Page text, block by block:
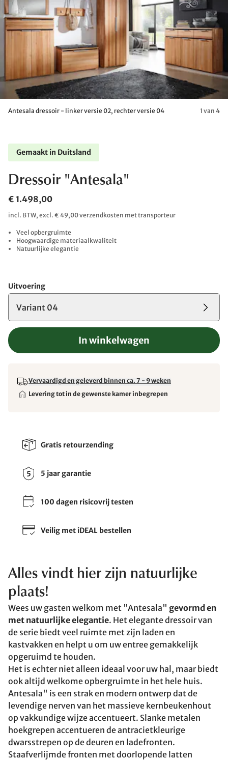
Antesala dressoir - linker versie 02, rechter versie 04 1 van 4
Gemaakt in Duitsland
Dressoir "Antesala"
€ 1.498,00
incl. BTW, excl. € 49,00 verzendkosten met transporteur
Veel opbergruimte
Hoogwaardige materiaalkwaliteit
Natuurlijke elegantie
Uitvoering
Variant 04
In winkelwagen
Vervaardigd en geleverd binnen ca. 7 - 9 weken
Levering tot in de gewenste kamer inbegrepen
Gratis retourzending
5 jaar garantie
100 dagen risicovrij testen
Veilig met iDEAL bestellen
Alles vindt hier zijn natuurlijke
plaats!
Wees uw gasten welkom met "Antesala" gevormd en
met natuurlijke elegantie. Het elegante dressoir van
de serie biedt veel ruimte met zijn laden en
kastvakken en helpt u om uw entree gemakkelijk
opgeruimd te houden.
Het is echter niet alleen ideaal voor uw hal, maar biedt
ook altijd welkome opbergruimte in het hele huis.
Antesala" is een strak en modern ontwerp dat de
levendige nerven van het massieve kernbeukenhout
op vakkundige wijze accentueert. Slanke metalen
hoekgrepen accentueren de antracietkleurige
dwarsstrepen op de deuren en ladefronten.
Staafverlijmde fronten met doorlopende latten